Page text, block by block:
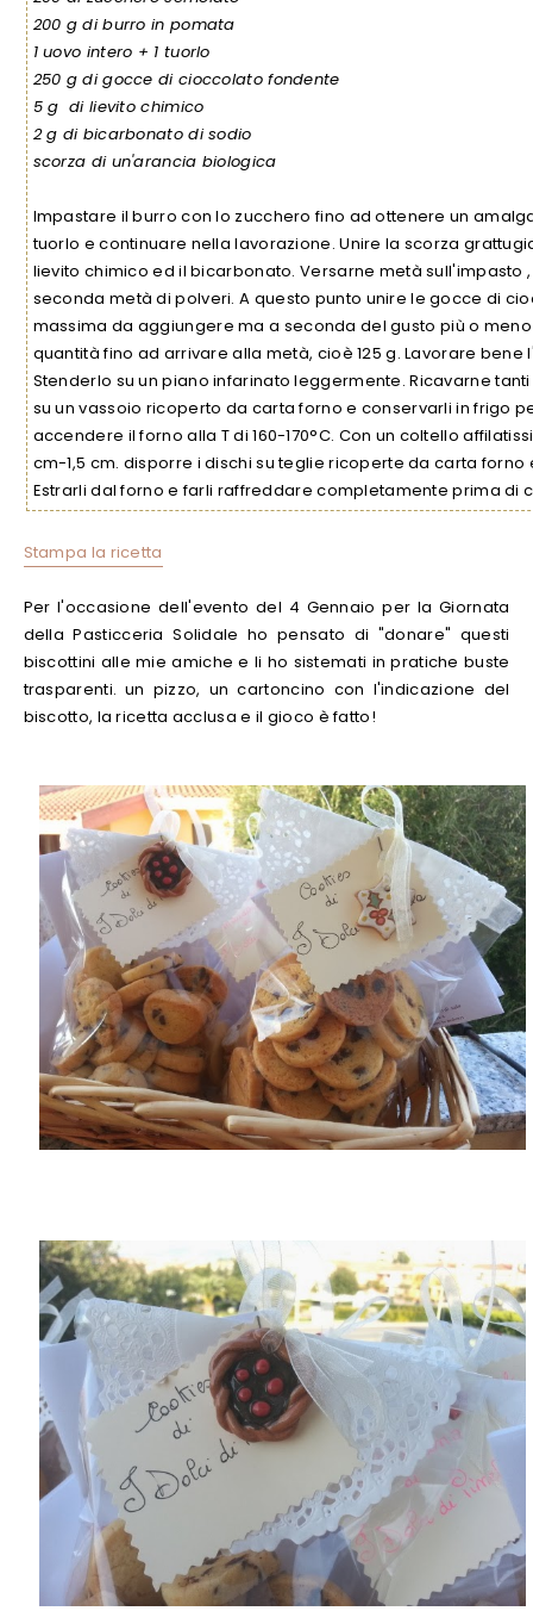
200 g di burro in pomata
1 uovo intero + 1 tuorlo
250 g di gocce di cioccolato fondente
5 g di lievito chimico
2 g di bicarbonato di sodio
scorza di un'arancia biologica
Impastare il burro con lo zucchero fino ad ottenere un
tuorlo e continuare nella lavorazione. Unire la scorza
lievito chimico ed il bicarbonato. Versarne metà
seconda metà di polveri. A questo punto unire le gocce di
massima da aggiungere ma a seconda del gusto più o
quantità fino ad arrivare alla metà, cioè 125 g. Lavorare
Stenderlo su un piano infarinato leggermente. Ricavarne
su un vassoio ricoperto da carta forno e conservarli in frigo
accendere il forno alla T di 160-170°C. Con un coltello
cm-1,5 cm. disporre i dischi su teglie ricoperte da carta forno
Estrarli dal forno e farli raffreddare completamente prima di
Stampa la ricetta
Per l'occasione dell'evento del 4 Gennaio per la Giornata
della Pasticceria Solidale ho pensato di "donare" questi
biscottini alle mie amiche e li ho sistemati in pratiche buste
trasparenti. un pizzo, un cartoncino con l'indicazione del
biscotto, la ricetta acclusa e il gioco è fatto!